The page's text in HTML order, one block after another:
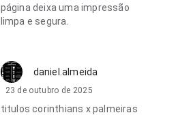
página deixa uma impressão
limpa e segura.
daniel.almeida
23 de outubro de 2025
titulos corinthians x palmeiras